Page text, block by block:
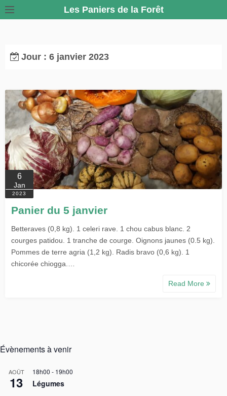
k
Les Paniers de la Forêt
Jour : 6 janvier 2023
6
Jan
2023
Panier du 5 janvier
Betteraves (0,8 kg). 1 celeri rave. 1 chou cabus blanc. 2
courges patidou. 1 tranche de courge. Oignons jaunes (0.5 kg).
Pommes de terre agria (1,2 kg). Radis bravo (0,6 kg). 1
chicorée chiogga.…
Read More
Évènements à venir
AOÛT
13
18h00 - 19h00
Légumes